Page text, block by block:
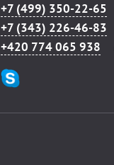
+7 (499) 350-22-65
+7 (343) 226-46-83
+420 774 065 938